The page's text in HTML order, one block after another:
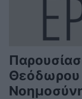
Θεόδωρου